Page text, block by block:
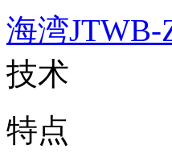
海湾
技术
特点